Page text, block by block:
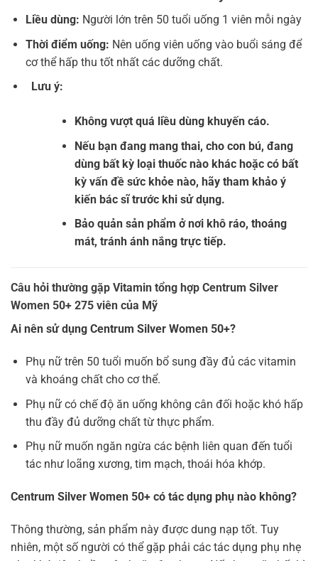
Liều dùng: Người lớn trên 50 tuổi uống 1 viên mỗi ngày
Thời điểm uống: Nên uống viên uống vào buổi sáng để
cơ thể hấp thu tốt nhất các dưỡng chất.
Lưu ý:
Không vượt quá liều dùng khuyến cáo.
Nếu bạn đang mang thai, cho con bú, đang
dùng bất kỳ loại thuốc nào khác hoặc có bất
kỳ vấn đề sức khỏe nào, hãy tham khảo ý
kiến bác sĩ trước khi sử dụng.
Bảo quản sản phẩm ở nơi khô ráo, thoáng
mát, tránh ánh nắng trực tiếp.
Câu hỏi thường gặp Vitamin tổng hợp Centrum Silver
Women 50+ 275 viên của Mỹ
Ai nên sử dụng Centrum Silver Women 50+?
Phụ nữ trên 50 tuổi muốn bổ sung đầy đủ các vitamin
và khoáng chất cho cơ thể.
Phụ nữ có chế độ ăn uống không cân đối hoặc khó hấp
thu đầy đủ dưỡng chất từ thực phẩm.
Phụ nữ muốn ngăn ngừa các bệnh liên quan đến tuổi
tác như loãng xương, tim mạch, thoái hóa khớp.
Centrum Silver Women 50+ có tác dụng phụ nào không?
Thông thường, sản phẩm này được dung nạp tốt. Tuy
nhiên, một số người có thể gặp phải các tác dụng phụ nhẹ